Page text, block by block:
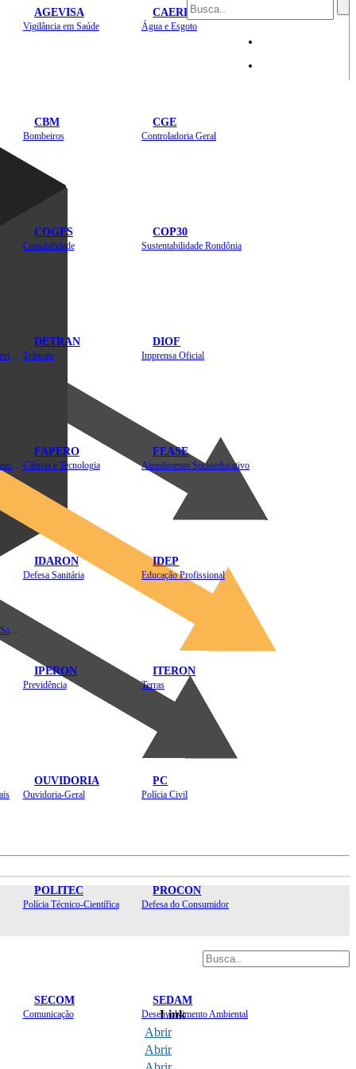
AGEVISA
Vigilância em Saúde
CAERD
Água e Esgoto
CBM
Bombeiros
CGE
Controladoria Geral
COGES
Contabilidade
COP30
Sustentabilidade Rondônia
DETRAN
Trânsito
DIOF
Imprensa Oficial
FAPERO
Ciência e Tecnologia
FEASE
Atendimento Socioeducativo
IDARON
Defesa Sanitária
IDEP
Educação Profissional
IPERON
Previdência
ITERON
Terras
OUVIDORIA
Ouvidoria-Geral
PC
Polícia Civil
POLITEC
Polícia Técnico-Científica
PROCON
Defesa do Consumidor
SECOM
Comunicação
SEDAM
Desenvolvimento Ambiental
Mapa do Site
Link
Abrir
Abrir